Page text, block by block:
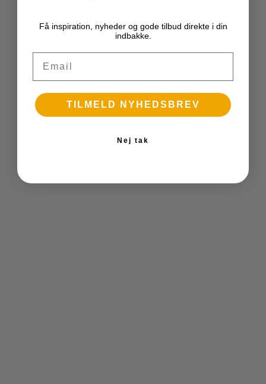
Få inspiration, nyheder og gode tilbud direkte i din
indbakke.
TILMELD NYHEDSBREV
Nej tak